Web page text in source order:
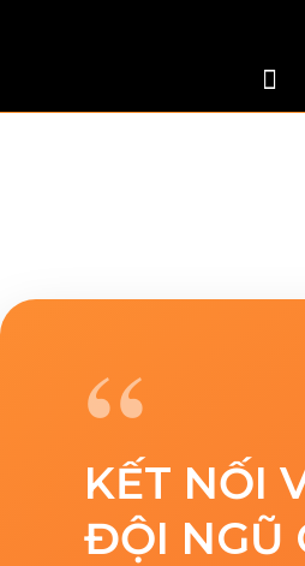
“
KẾT NỐI
ĐỘI NGŨ